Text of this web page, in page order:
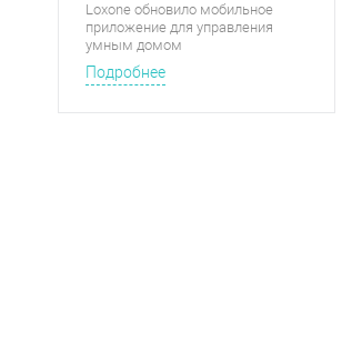
Loxone обновило мобильное
приложение для управления
умным домом
Подробнее